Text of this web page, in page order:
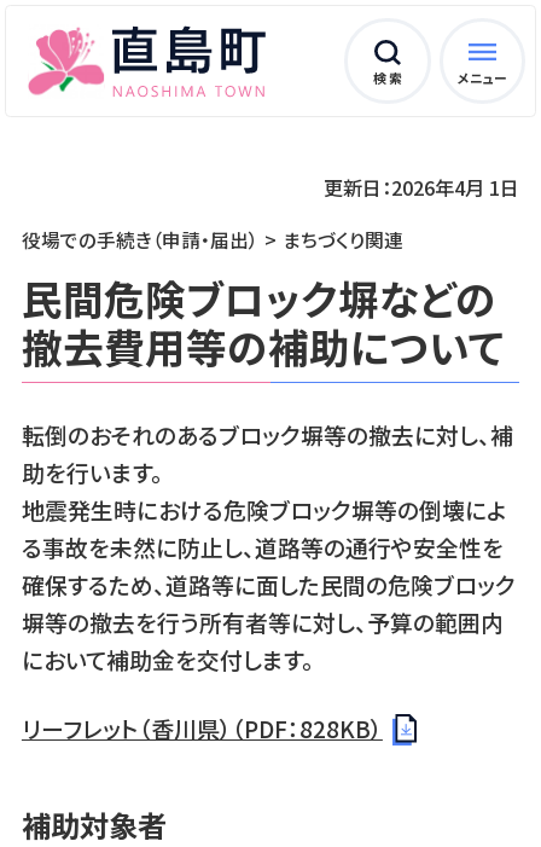
検 索 メニュー
役場での手続き（申請・届出） まちづくり関連
更新日：2026年4月 1日
民間危険ブロック塀などの
撤去費用等の補助について
転倒のおそれのあるブロック塀等の撤去に対し、補
助を行います。
地震発生時における危険ブロック塀等の倒壊によ
る事故を未然に防止し、道路等の通行や安全性を
確保するため、道路等に面した民間の危険ブロック
塀等の撤去を行う所有者等に対し、予算の範囲内
において補助金を交付します。
リーフレット（香川県）（PDF：828KB）
補助対象者